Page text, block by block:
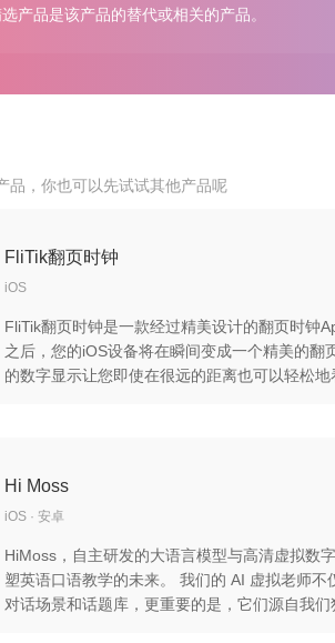
产品是该产品的替代或相关的产品。
品，你也可以先试试其他产品呢
FliTik翻页时钟
iOS
FliTik翻页时钟是一款经过精美设计的翻页时钟
之后，您的iOS设备将在瞬间变成一个精美的翻
的数字显示让您即使在很远的距离也可以轻松地
Hi Moss
iOS 安卓
HiMoss，自主研发的大语言模型与高清虚拟数
塑英语口语教学的未来。 我们的 AI 虚拟老师不仅拥有广泛的
对话场景和话题库，更重要的是，它们源自我们